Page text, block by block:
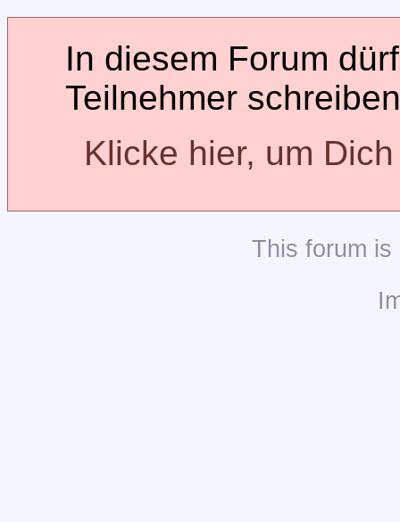
In diesem Forum
Teilnehmer
Klicke hier, um
This forum is